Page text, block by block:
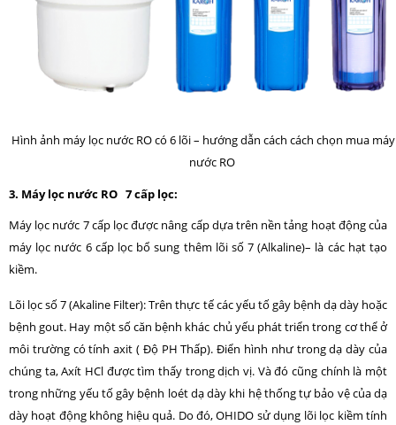
Hình ảnh máy lọc nước RO có 6 lõi – hướng dẫn cách cách chọn mua
nước RO
3. Máy lọc nước RO 7 cấp lọc:
Máy lọc nước 7 cấp lọc được nâng cấp dựa trên nền tảng hoạt động của
máy lọc nước 6 cấp lọc bổ sung thêm lõi số 7 (Alkaline)– là các hạt tạo
kiềm.
Lõi lọc số 7 (Akaline Filter): Trên thực tế các yếu tố gây bệnh dạ dày hoặc
bệnh gout. Hay một số căn bệnh khác chủ yếu phát triển trong cơ thể ở
môi trường có tính axit ( Độ PH Thấp). Điển hình như trong dạ dày của
chúng ta, Axít HCl được tìm thấy trong dịch vị. Và đó cũng chính là một
trong những yếu tố gây bệnh loét dạ dày khi hệ thống tự bảo vệ của dạ
dày hoạt động không hiệu quả. Do đó, OHIDO sử dụng lõi lọc kiềm tính